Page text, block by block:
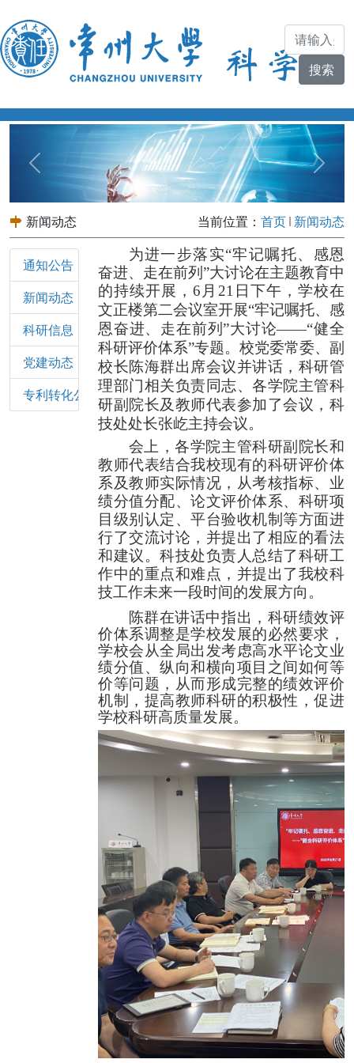
Previous Next
新闻动态 当前位置： 首页 新闻动态
通知公告
新闻动态
科研信息
党建动态
专利转化公示
为进一步落实“牢记嘱托、感恩
奋进、走在前列”大讨论在主题教育中
的持续开展，6 月 21 日下午，学校在
文正楼第二会议室开展“牢记嘱托、感
恩奋进、走在前列”大讨论——“健全
科研评价体系”专题。校党委常委、副
校长陈海群出席会议并讲话，科研管
理部门相关负责同志、各学院主管科
研副院长及教师代表参加了会议，科
技处处长张屹主持会议。
会上，各学院主管科研副院长和
教师代表结合我校现有的科研评价体
系及教师实际情况，从考核指标、业
绩分值分配、论文评价体系、科研项
目级别认定、平台验收机制等方面进
行了交流讨论，并提出了相应的看法
和建议。科技处负责人总结了科研工
作中的重点和难点，并提出了我校科
技工作未来一段时间的发展方向。
陈群在讲话中指出，科研绩效评
价体系调整是学校发展的必然要求，
学校会从全局出发考虑高水平论文业
绩分值、纵向和横向项目之间如何等
价等问题，从而形成完整的绩效评价
机制，提高教师科研的积极性，促进
学校科研高质量发展。